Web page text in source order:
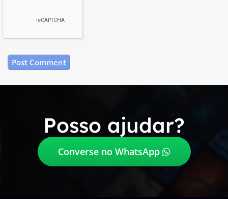
Posso ajudar?
Converse no WhatsApp